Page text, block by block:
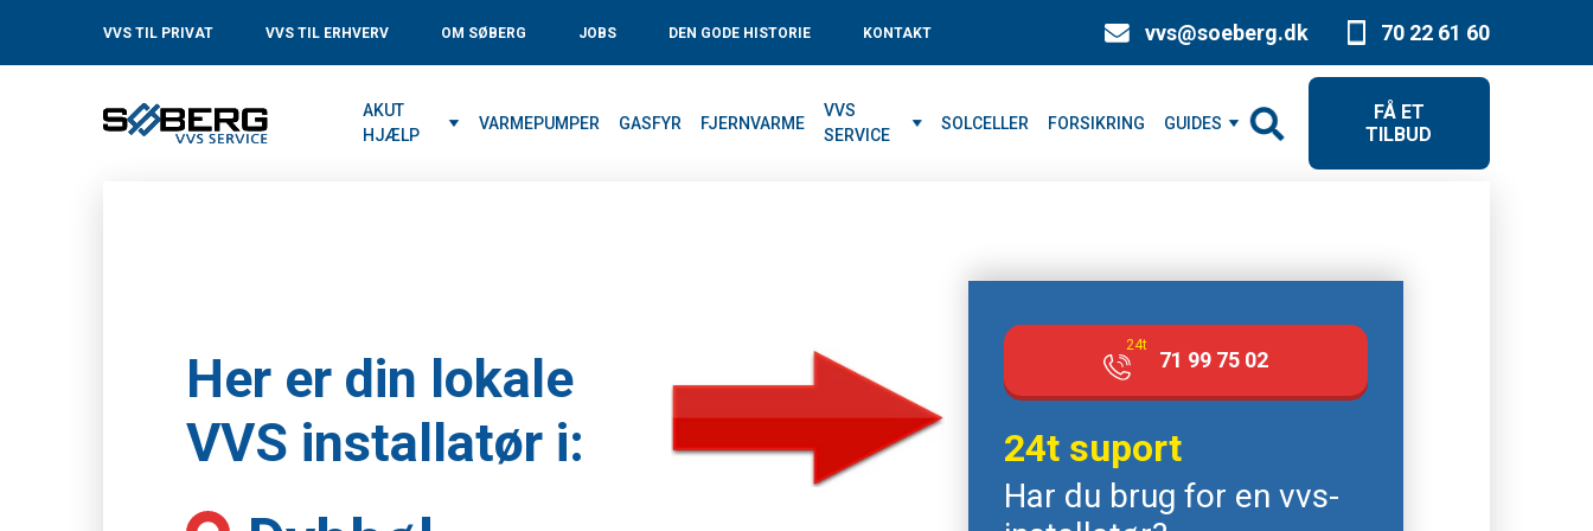
VVS TIL PRIVAT VVS TIL ERHVERV OM SØBERG JOBS DEN GODE HISTORIE KONTAKT vvs@soeberg.dk 70 22 61 60
AKUT
HJÆLP
VARMEPUMPER GASFYR FJERNVARME
VVS
SERVICE
SOLCELLER FORSIKRING GUIDES
FÅ ET
TILBUD
Her er din lokale
VVS installatør i:
24t
71 99 75 02
24t suport
Har du brug for en vvs-